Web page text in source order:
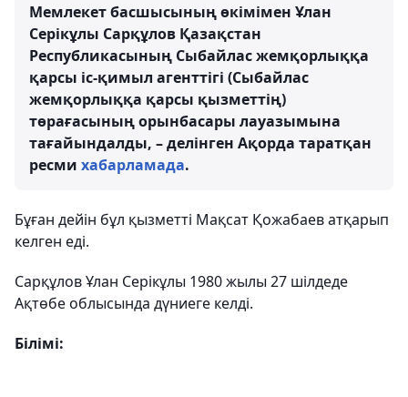
Мемлекет басшысының өкімімен Ұлан
Серікұлы Сарқұлов Қазақстан
Республикасының Сыбайлас жемқорлыққа
қарсы іс-қимыл агенттігі (Сыбайлас
жемқорлыққа қарсы қызметтің)
төрағасының орынбасары лауазымына
тағайындалды, – делінген Ақорда таратқан
ресми хабарламада.
Бұған дейін бұл қызметті Мақсат Қожабаев атқарып
келген еді.
Сарқұлов Ұлан Серікұлы 1980 жылы 27 шілдеде
Ақтөбе облысында дүниеге келді.
Білімі: